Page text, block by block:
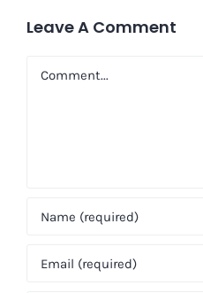
Leave A Comment
Comment